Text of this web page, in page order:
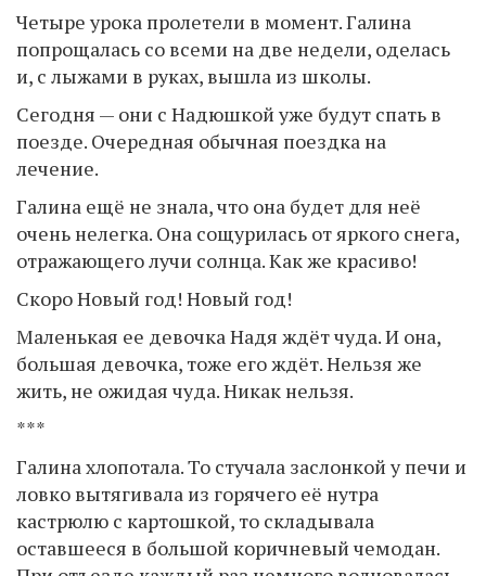
Четыре урока пролетели в момент. Галина
попрощалась со всеми на две недели, оделась
и, с лыжами в руках, вышла из школы.
Сегодня — они с Надюшкой уже будут спать в
поезде. Очередная обычная поездка на
лечение.
Галина ещё не знала, что она будет для неё
очень нелегка. Она сощурилась от яркого снега,
отражающего лучи солнца. Как же красиво!
Скоро Новый год! Новый год!
Маленькая ее девочка Надя ждёт чуда. И она,
большая девочка, тоже его ждёт. Нельзя же
жить, не ожидая чуда. Никак нельзя.
***
Галина хлопотала. То стучала заслонкой у печи и
ловко вытягивала из горячего её нутра
кастрюлю с картошкой, то складывала
оставшееся в большой коричневый чемодан.